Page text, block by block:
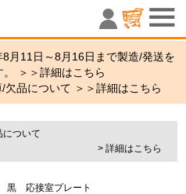
室名札・
8月11日～8月16日まで製造/発送を
＞＞詳細はこちら
欠品について ＞＞詳細はこちら
について
> 詳細はこちら
黒 応接室プレート